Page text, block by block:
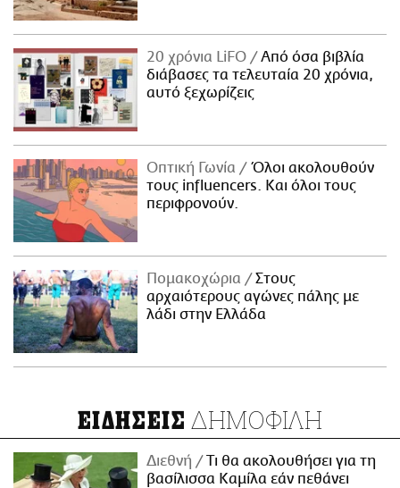
20 χρόνια LiFO
Από όσα βιβλία
διάβασες τα τελευταία 20 χρόνια,
αυτό ξεχωρίζεις
Οπτική Γωνία
Όλοι ακολουθούν
τους influencers. Και όλοι τους
περιφρονούν.
Πομακοχώρια
Στους
αρχαιότερους αγώνες πάλης με
λάδι στην Ελλάδα
ΕΙΔΗΣΕΙΣ ΔΗΜΟΦΙΛΗ
Διεθνή
Τι θα ακολουθήσει για τη
βασίλισσα Καμίλα εάν πεθάνει